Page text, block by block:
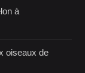
à
oiseaux de